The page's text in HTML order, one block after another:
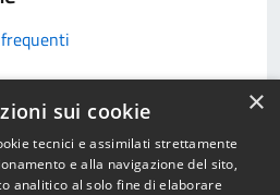
×
sui cookie
tecnici e assimilati strettamente
e alla navigazione del sito,
analitico al solo fine di elaborare